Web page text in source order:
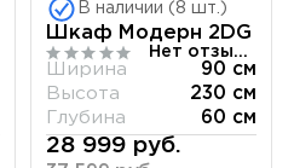
В наличии (8 шт.)
Шкаф Модерн 2DG
Нет отзывов
Ширина
90 см
Высота
230 см
Глубина
60 см
28 999 руб.